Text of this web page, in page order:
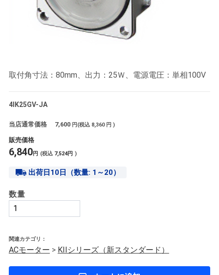
取付角寸法：80mm、出力：25Ｗ、電源電圧：単相100V
4IK25GV-JA
当店通常価格 7,600 円(税込 8,360 円 )
販売価格
6,840円 (税込 7,524円 )
出荷日10日（数量: 1～20）
数量
関連カテゴリ：
ACモーター > KIIシリーズ（新スタンダード）